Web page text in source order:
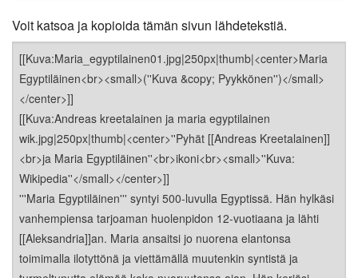
Voit katsoa ja kopioida tämän sivun lähdetekstiä.